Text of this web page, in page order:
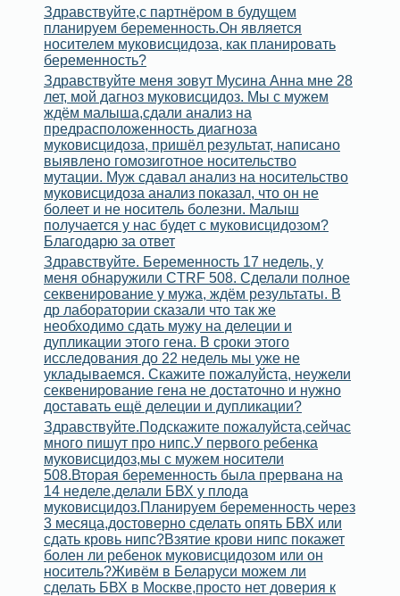
Здравствуйте,с партнёром в будущем
планируем беременность.Он является
носителем муковисцидоза, как планировать
беременность?
Здравствуйте меня зовут Мусина Анна мне 28
лет, мой дагноз муковисцидоз. Мы с мужем
ждём малыша,сдали анализ на
предрасположенность диагноза
муковисцидоза, пришёл результат, написано
выявлено гомозиготное носительство
мутации. Муж сдавал анализ на носительство
муковисцидоза анализ показал, что он не
болеет и не носитель болезни. Малыш
получается у нас будет с муковисцидозом?
Благодарю за ответ
Здравствуйте. Беременность 17 недель, у
меня обнаружили CTRF 508. Сделали полное
секвенирование у мужа, ждём результаты. В
др лаборатории сказали что так же
необходимо сдать мужу на делеции и
дупликации этого гена. В сроки этого
исследования до 22 недель мы уже не
укладываемся. Скажите пожалуйста, неужели
секвенирование гена не достаточно и нужно
доставать ещё делеции и дупликации?
Здравствуйте.Подскажите пожалуйста,сейчас
много пишут про нипс.У первого ребенка
муковисцидоз,мы с мужем носители
508.Вторая беременность была прервана на
14 неделе,делали БВХ у плода
муковисцидоз.Планируем беременность через
3 месяца,достоверно сделать опять БВХ или
сдать кровь нипс?Взятие крови нипс покажет
болен ли ребенок муковисцидозом или он
носитель?Живём в Беларуси можем ли
сделать БВХ в Москве,просто нет доверия к